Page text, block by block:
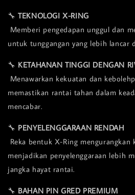
🔧TEKNOLOGI X-RING
Memberi pengedapan unggul dan
untuk tunggangan yang lebih lancar
🔧 KETAHANAN TINGGI DENGAN
Menawarkan kekuatan dan
memastikan rantai tahan dalam
mencabar.
🔧 PENYELENGGARAAN RENDAH
Reka bentuk X-Ring mengurangkan
menjadikan penyelenggaraan lebih
jangka hayat rantai.
🔧 BAHAN PIN GRED PREMIUM